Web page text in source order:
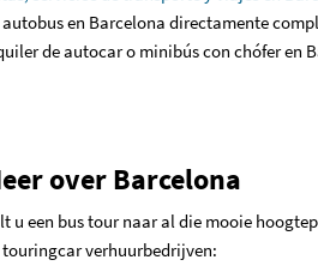
autobus en Barcelona directamente
de autocar o minibús con chófer en
over Barcelona
u een bus tour naar al die mooie
touringcar verhuurbedrijven: